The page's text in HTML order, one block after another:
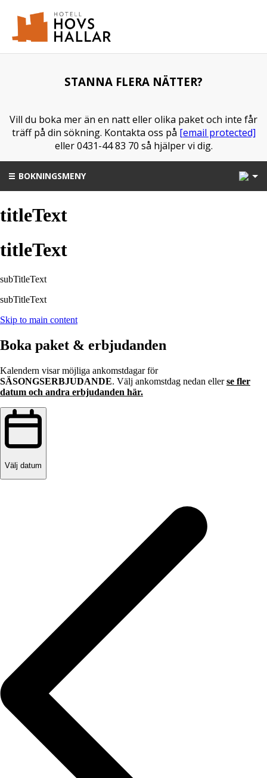
STANNA FLERA NÄTTER?
Vill du boka mer än en natt eller olika paket och inte får
träff på din sökning. Kontakta oss på [email protected]
eller 0431-44 83 70 så hjälper vi dig.
BOKNINGSMENY
titleText
titleText
subTitleText
subTitleText
Skip to main content
Boka paket & erbjudanden
Kalendern visar möjliga ankomstdagar för
SÄSONGSERBJUDANDE. Välj ankomstdag nedan ellerse fler
datum och andra erbjudanden här.
Välj datum